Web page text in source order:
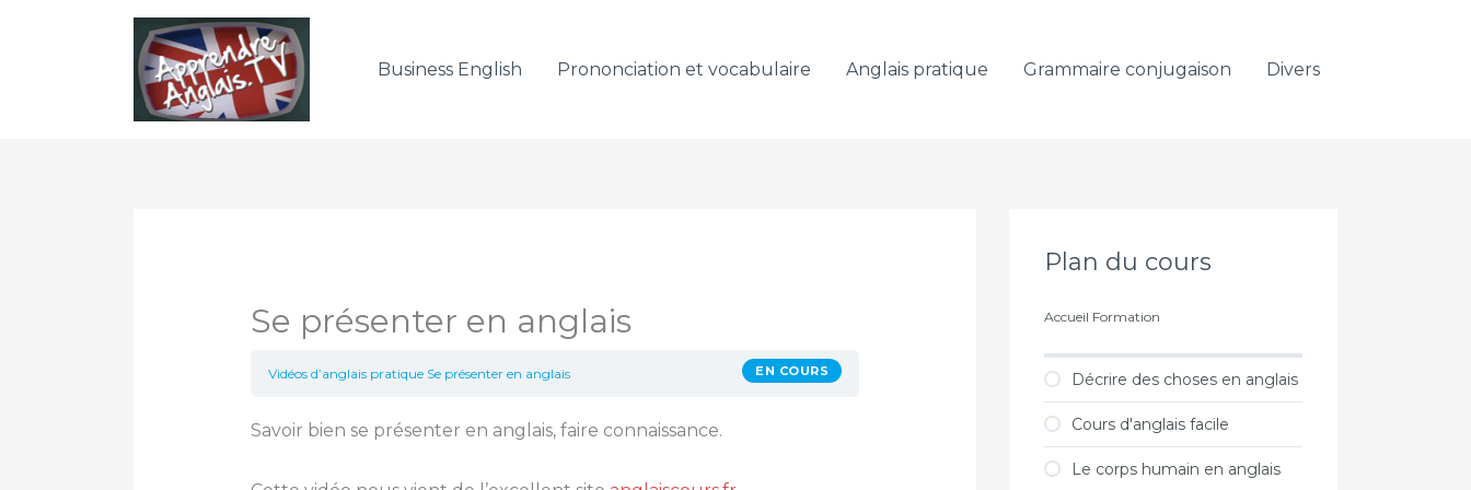
Business English Prononciation et vocabulaire Anglais pratique Grammaire conjugaison Divers
Se présenter en anglais
Vidéos d’anglais pratique Se présenter en anglais EN COURS
Savoir bien se présenter en anglais, faire connaissance.
Plan du cours
Accueil Formation
Décrire des choses en anglais
Cours d'anglais facile
Le corps humain en anglais